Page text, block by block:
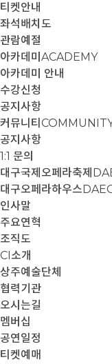
티켓안내
좌석배치도
관람예절
아카데미 ACADEMY
아카데미 안내
수강신청
공지사항
커뮤니티
공지사항
1:1 문의
대구국제오페라축제
대구오페라하우스
인사말
주요연혁
조직도
CI소개
상주예술단체
협력기관
오시는길
멤버십
공연일정
티켓예매